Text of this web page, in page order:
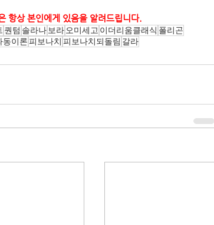
항상 본인에게 있음을 알려드립니다.
퀀텀 솔라나보라오미세고 이더리움클래식 폴리곤
동이론피보나치 피보나치되돌림 갈라